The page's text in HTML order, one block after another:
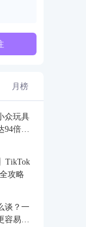
月榜
众玩具
94倍差
TikTok
攻略
谈？一
容易把